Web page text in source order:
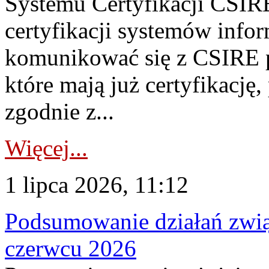
certyfikacji systemów
komunikować się z
które mają już
zgodnie z...
Więcej...
1 lipca 2026, 11:12
Podsumowanie działań
czerwcu 2026